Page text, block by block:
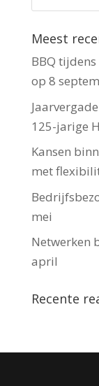
Meest
BBQ
op 8
125-jarige
Kansen
met
mei
Netwerken
april
Recente